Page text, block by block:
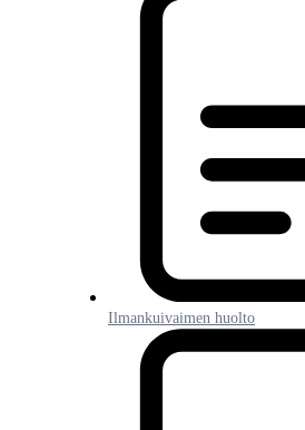
Ilmankuivaimen huolto